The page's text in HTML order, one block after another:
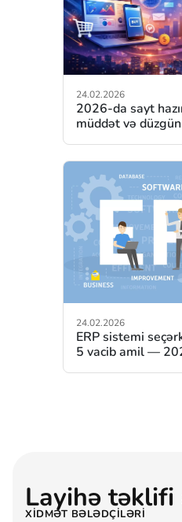
24.02.2026
2026-da sayt
müddət və
24.02.2026
ERP sistemi
5 vacib amil —
XIDMƏT BƏLƏDÇILƏRI
Layihə təklifi